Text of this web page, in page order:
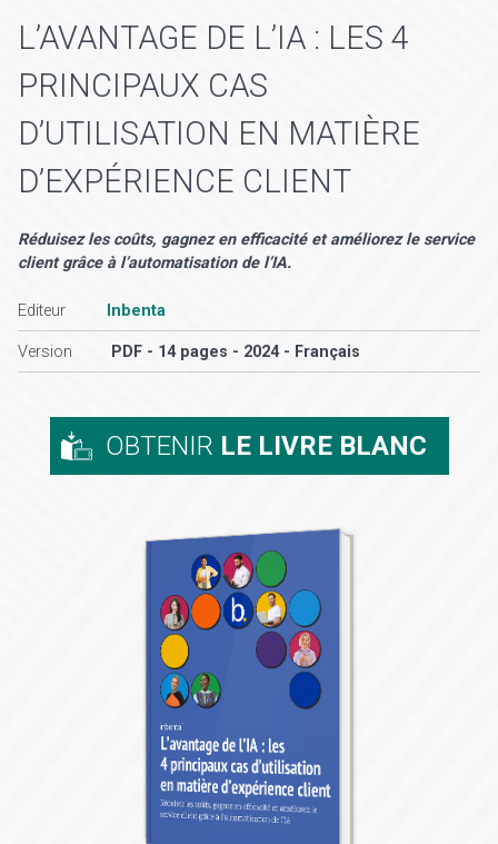
L’AVANTAGE DE L’IA : LES 4
PRINCIPAUX CAS
D’UTILISATION EN MATIÈRE
D’EXPÉRIENCE CLIENT
Réduisez les coûts, gagnez en efficacité et améliorez le service
client grâce à l’automatisation de l’IA.
Editeur Inbenta
Version PDF - 14 pages - 2024 - Français
OBTENIR LE LIVRE BLANC